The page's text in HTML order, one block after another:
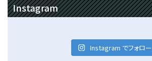
Instagram
Instagram でフォロー